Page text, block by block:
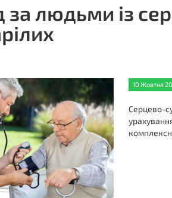
за людьми із
10 Жовтня
Серцево-